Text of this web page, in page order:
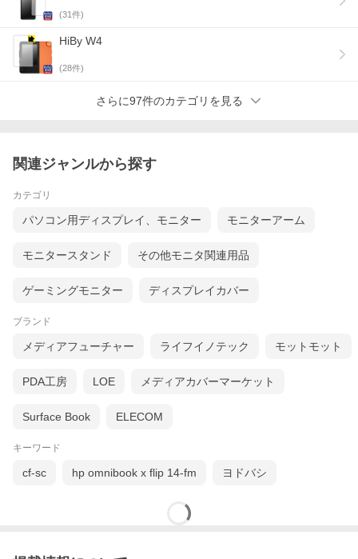
(31件)
HiBy W4
(28件)
さらに97件のカテゴリを見る
関連ジャンルから探す
カテゴリ
パソコン用ディスプレイ、モニター モニターアーム
モニタースタンド その他モニタ関連用品
ゲーミングモニター ディスプレイカバー
ブランド
メディアフューチャー ライフイノテック モットモット
PDA工房 LOE メディアカバーマーケット
Surface Book ELECOM
キーワード
cf-sc hp omnibook x flip 14-fm ヨドバシ